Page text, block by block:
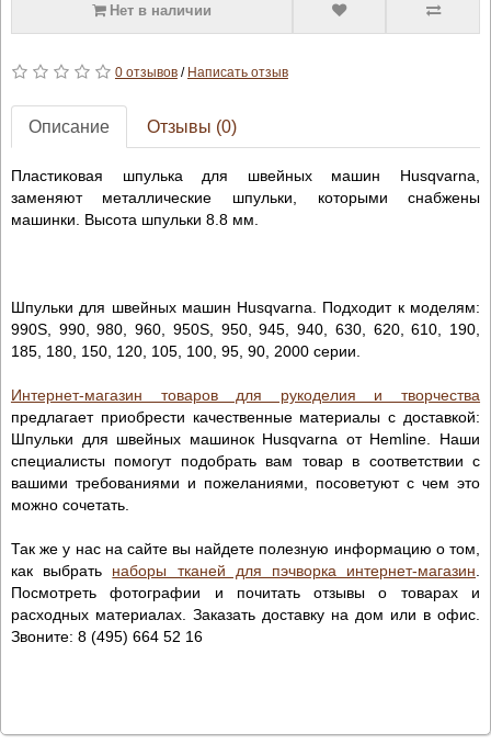
Нет в наличии
0 отзывов/ Написать отзыв
Описание Отзывы (0)
Пластиковая шпулька для швейных машин Husqvarna,
заменяют металлические шпульки, которыми снабжены
машинки. Высота шпульки 8.8 мм.
Шпульки для швейных машин Husqvarna . Подходит к моделям:
990S, 990, 980, 960, 950S, 950, 945, 940, 630, 620, 610, 190,
185, 180, 150, 120, 105, 100, 95, 90, 2000 серии.
Интернет-магазин товаров для рукоделия и творчества
предлагает приобрести качественные материалы с доставкой:
Шпульки для швейных машинок Husqvarna от Hemline. Наши
специалисты помогут подобрать вам товар в соответствии с
вашими требованиями и пожеланиями, посоветуют с чем это
можно сочетать.
Так же у нас на сайте вы найдете полезную информацию о том,
как выбрать наборы тканей для пэчворка интернет-магазин
Посмотреть фотографии и почитать отзывы о товарах и
расходных материалах. Заказать доставку на дом или в офис.
Звоните: 8 (495) 664 52 16